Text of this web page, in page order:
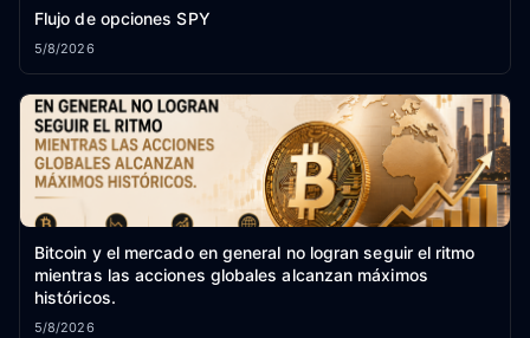
Flujo de opciones SPY
5/8/2026
Bitcoin y el mercado en general no logran seguir el ritmo
mientras las acciones globales alcanzan máximos
históricos.
5/8/2026